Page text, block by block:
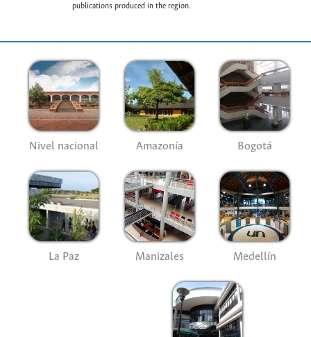
publications produced in the region.
Nivel nacional Amazonía Bogotá
La Paz Manizales Medellín